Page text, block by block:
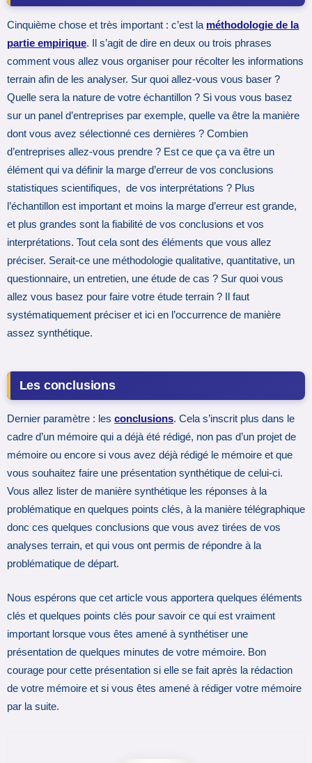
Cinquième chose et très important : c’est la méthodologie de la
partie empirique. Il s’agit de dire en deux ou trois phrases
comment vous allez vous organiser pour récolter les informations
terrain afin de les analyser. Sur quoi allez-vous vous baser ?
Quelle sera la nature de votre échantillon ? Si vous vous basez
sur un panel d’entreprises par exemple, quelle va être la manière
dont vous avez sélectionné ces dernières ? Combien
d’entreprises allez-vous prendre ? Est ce que ça va être un
élément qui va définir la marge d’erreur de vos conclusions
statistiques scientifiques, de vos interprétations ? Plus
l’échantillon est important et moins la marge d’erreur est grande,
et plus grandes sont la fiabilité de vos conclusions et vos
interprétations. Tout cela sont des éléments que vous allez
préciser. Serait-ce une méthodologie qualitative, quantitative, un
questionnaire, un entretien, une étude de cas ? Sur quoi vous
allez vous basez pour faire votre étude terrain ? Il faut
systématiquement préciser et ici en l’occurrence de manière
assez synthétique.
Les conclusions
Dernier paramètre : les conclusions. Cela s’inscrit plus dans le
cadre d’un mémoire qui a déjà été rédigé, non pas d’un projet de
mémoire ou encore si vous avez déjà rédigé le mémoire et que
vous souhaitez faire une présentation synthétique de celui-ci.
Vous allez lister de manière synthétique les réponses à la
problématique en quelques points clés, à la manière télégraphique
donc ces quelques conclusions que vous avez tirées de vos
analyses terrain, et qui vous ont permis de répondre à la
problématique de départ.
Nous espérons que cet article vous apportera quelques éléments
clés et quelques points clés pour savoir ce qui est vraiment
important lorsque vous êtes amené à synthétiser une
présentation de quelques minutes de votre mémoire. Bon
courage pour cette présentation si elle se fait après la rédaction
de votre mémoire et si vous êtes amené à rédiger votre mémoire
par la suite.